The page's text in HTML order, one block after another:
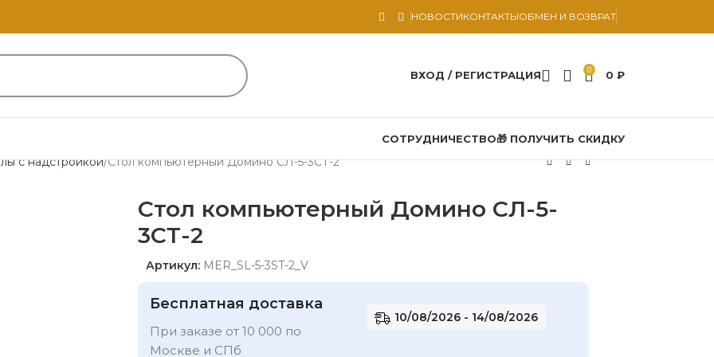
НОВОСТИКОНТАКТЫОБМЕН И ВОЗВРАТ
ВХОД / РЕГИСТРАЦИЯ 0 0 ₽
СОТРУДНИЧЕСТВО🎁 ПОЛУЧИТЬ СКИДКУ
с надстройкой Стол компьютерный Домино СЛ-5-3СТ-2
Стол компьютерный Домино СЛ-5-
3СТ-2
Артикул: MER_SL-5-3ST-2_V
Бесплатная доставка
При заказе от 10 000 по
Москве и СПб
10/08/2026 - 14/08/2026